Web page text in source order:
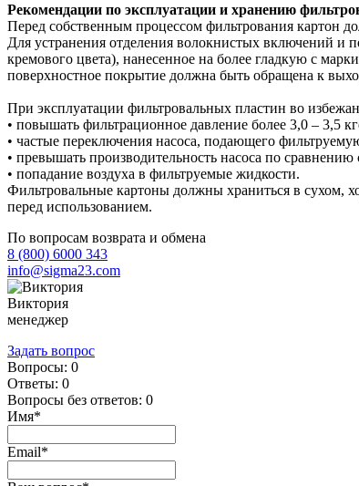
Рекомендации по эксплуатации и хранению
Перед собственным процессом фильтрования картон
Для устранения отделения волокнистых включений и
кремового цвета), нанесенное на более гладкую с
поверхностное покрытие должна быть обращена к
При эксплуатации фильтровальных пластин во
• повышать фильтрационное давление более 3,0 – 3,5
• частые переключения насоса, подающего
• превышать производительность насоса по
• попадание воздуха в фильтруемые жидкости.
Фильтровальные картоны должны храниться в сухом,
перед использованием.
По вопросам возврата и обмена
8 (800) 6000 343
info@sigma23.com
Виктория
менеджер
Задать вопрос
Вопросы: 0
Ответы: 0
Вопросы без ответов: 0
Имя*
Email*